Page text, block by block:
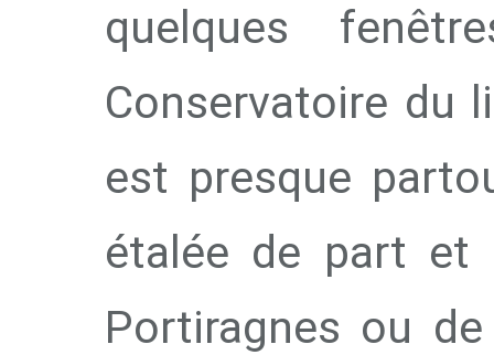
quelques
Conservatoire du
est presque
étalée de part et
Portiragnes ou